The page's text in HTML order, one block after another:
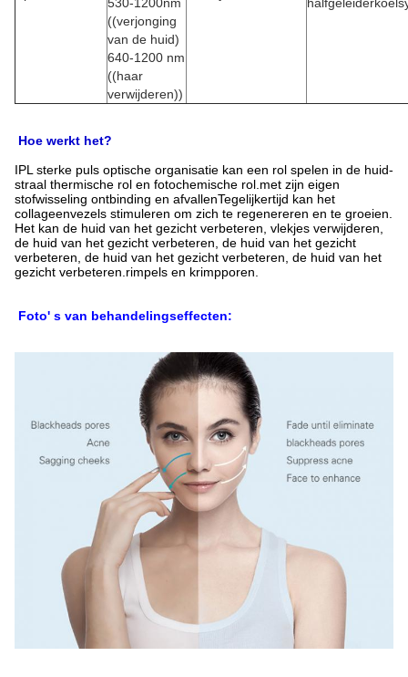
((verjonging
van de huid)
640-1200 nm
((haar
verwijderen))
Hoe werkt het?
IPL sterke puls optische organisatie kan een rol spelen in de huid-
straal thermische rol en fotochemische rol.met zijn eigen
stofwisseling ontbinding en afvallenTegelijkertijd kan het
collageenvezels stimuleren om zich te regenereren en te groeien.
Het kan de huid van het gezicht verbeteren, vlekjes verwijderen,
de huid van het gezicht verbeteren, de huid van het gezicht
verbeteren, de huid van het gezicht verbeteren, de huid van het
gezicht verbeteren.rimpels en krimpporen.
Foto' s van behandelingseffecten: